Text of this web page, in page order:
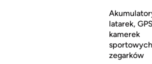
latarek,
kamerek
zegarków